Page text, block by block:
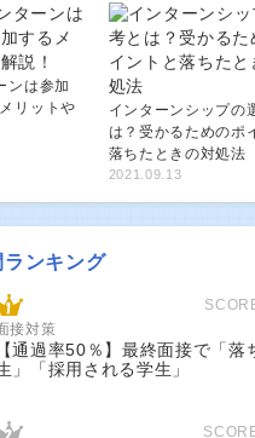
ンは参加
リットや
インターンシップの
は？受かるためのポ
落ちたときの対処法
2021.09.13
ンキング
接対策
【通過率50％】最終面接で「落
」「採用される学生」